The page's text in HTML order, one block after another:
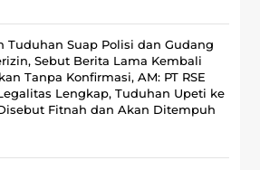
Tuduhan Suap Polisi dan Gudang
Sebut Berita Lama Kembali
Tanpa Konfirmasi, ‎AM: PT RSE
Lengkap, Tuduhan Upeti ke
Fitnah dan Akan Ditempuh